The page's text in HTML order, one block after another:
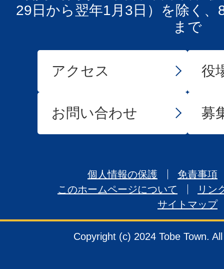
29日から翌年1月3日）を除く、
まで
アクセス 役
お問い合わせ 募
個人情報の保護
免責事項
このホームページについて
リン
サイトマップ
Copyright (c) 2024 Tobe Town.